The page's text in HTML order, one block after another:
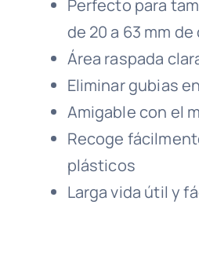
Perfecto para
de 20 a 63 mm
Área raspada
Eliminar gubias
Amigable con el
Recoge
plásticos
Larga vida útil y